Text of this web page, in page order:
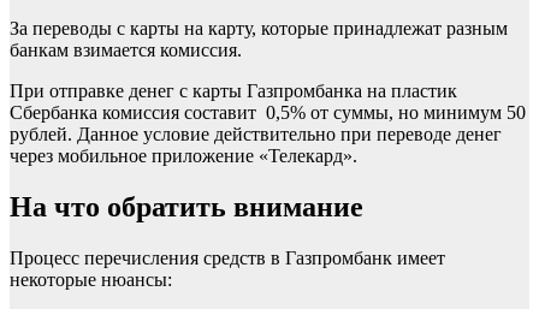
За переводы с карты на карту, которые принадлежат разным
банкам взимается комиссия.
При отправке денег с карты Газпромбанка на пластик
Сбербанка комиссия составит 0,5% от суммы, но минимум 50
рублей. Данное условие действительно при переводе денег
через мобильное приложение «Телекард».
На что обратить внимание
Процесс перечисления средств в Газпромбанк имеет
некоторые нюансы: